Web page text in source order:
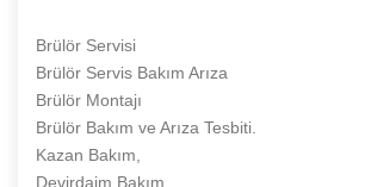
Brülör Servisi
Brülör Servis Bakım Arıza
Brülör Montajı
Brülör Bakım ve Arıza Tesbiti.
Kazan Bakım,
Devirdaim Bakım